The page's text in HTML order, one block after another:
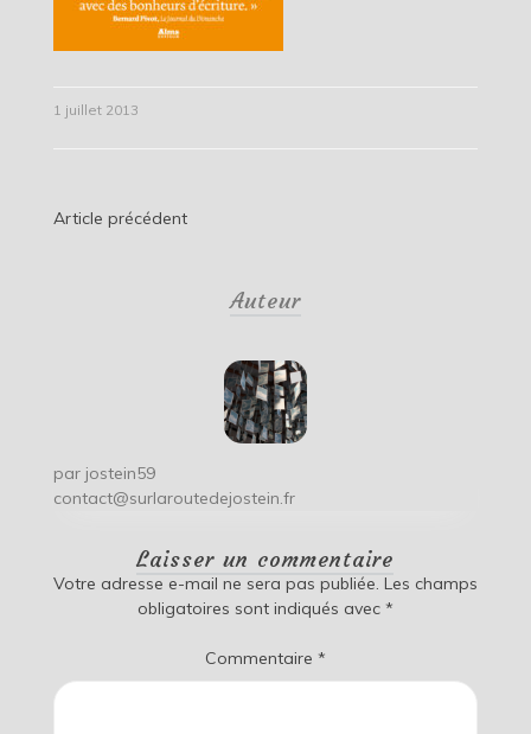
1 juillet 2013
Navigation
Article précédent
Auteur
par jostein59
contact@surlaroutedejostein.fr
Laisser un commentaire
Votre adresse e-mail ne sera pas publiée. Les champs
obligatoires sont indiqués avec *
Commentaire *